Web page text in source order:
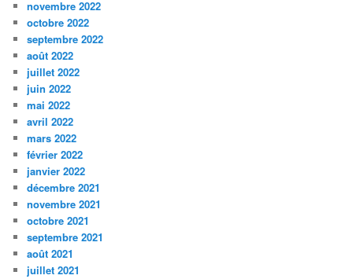
novembre 2022
octobre 2022
septembre 2022
août 2022
juillet 2022
juin 2022
mai 2022
avril 2022
mars 2022
février 2022
janvier 2022
décembre 2021
novembre 2021
octobre 2021
septembre 2021
août 2021
juillet 2021